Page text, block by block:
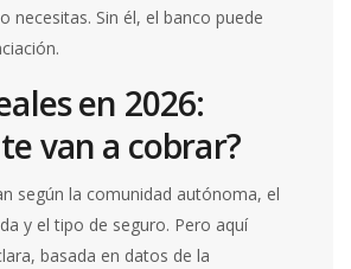
necesitas. Sin él, el banco puede
en 2026:
van a cobrar?
según la comunidad autónoma, el
y el tipo de seguro. Pero aquí
basada en datos de la